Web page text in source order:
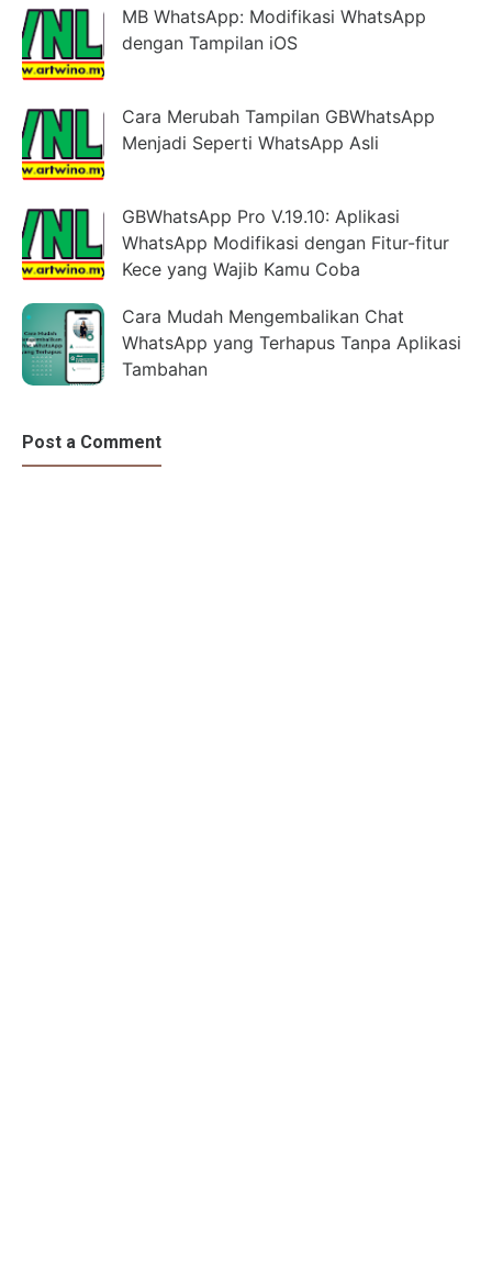
MB WhatsApp: Modifikasi WhatsApp
dengan Tampilan iOS
Cara Merubah Tampilan GBWhatsApp
Menjadi Seperti WhatsApp Asli
GBWhatsApp Pro V.19.10: Aplikasi
WhatsApp Modifikasi dengan Fitur-fitur
Kece yang Wajib Kamu Coba
Cara Mudah Mengembalikan Chat
WhatsApp yang Terhapus Tanpa Aplikasi
Tambahan
Post a Comment